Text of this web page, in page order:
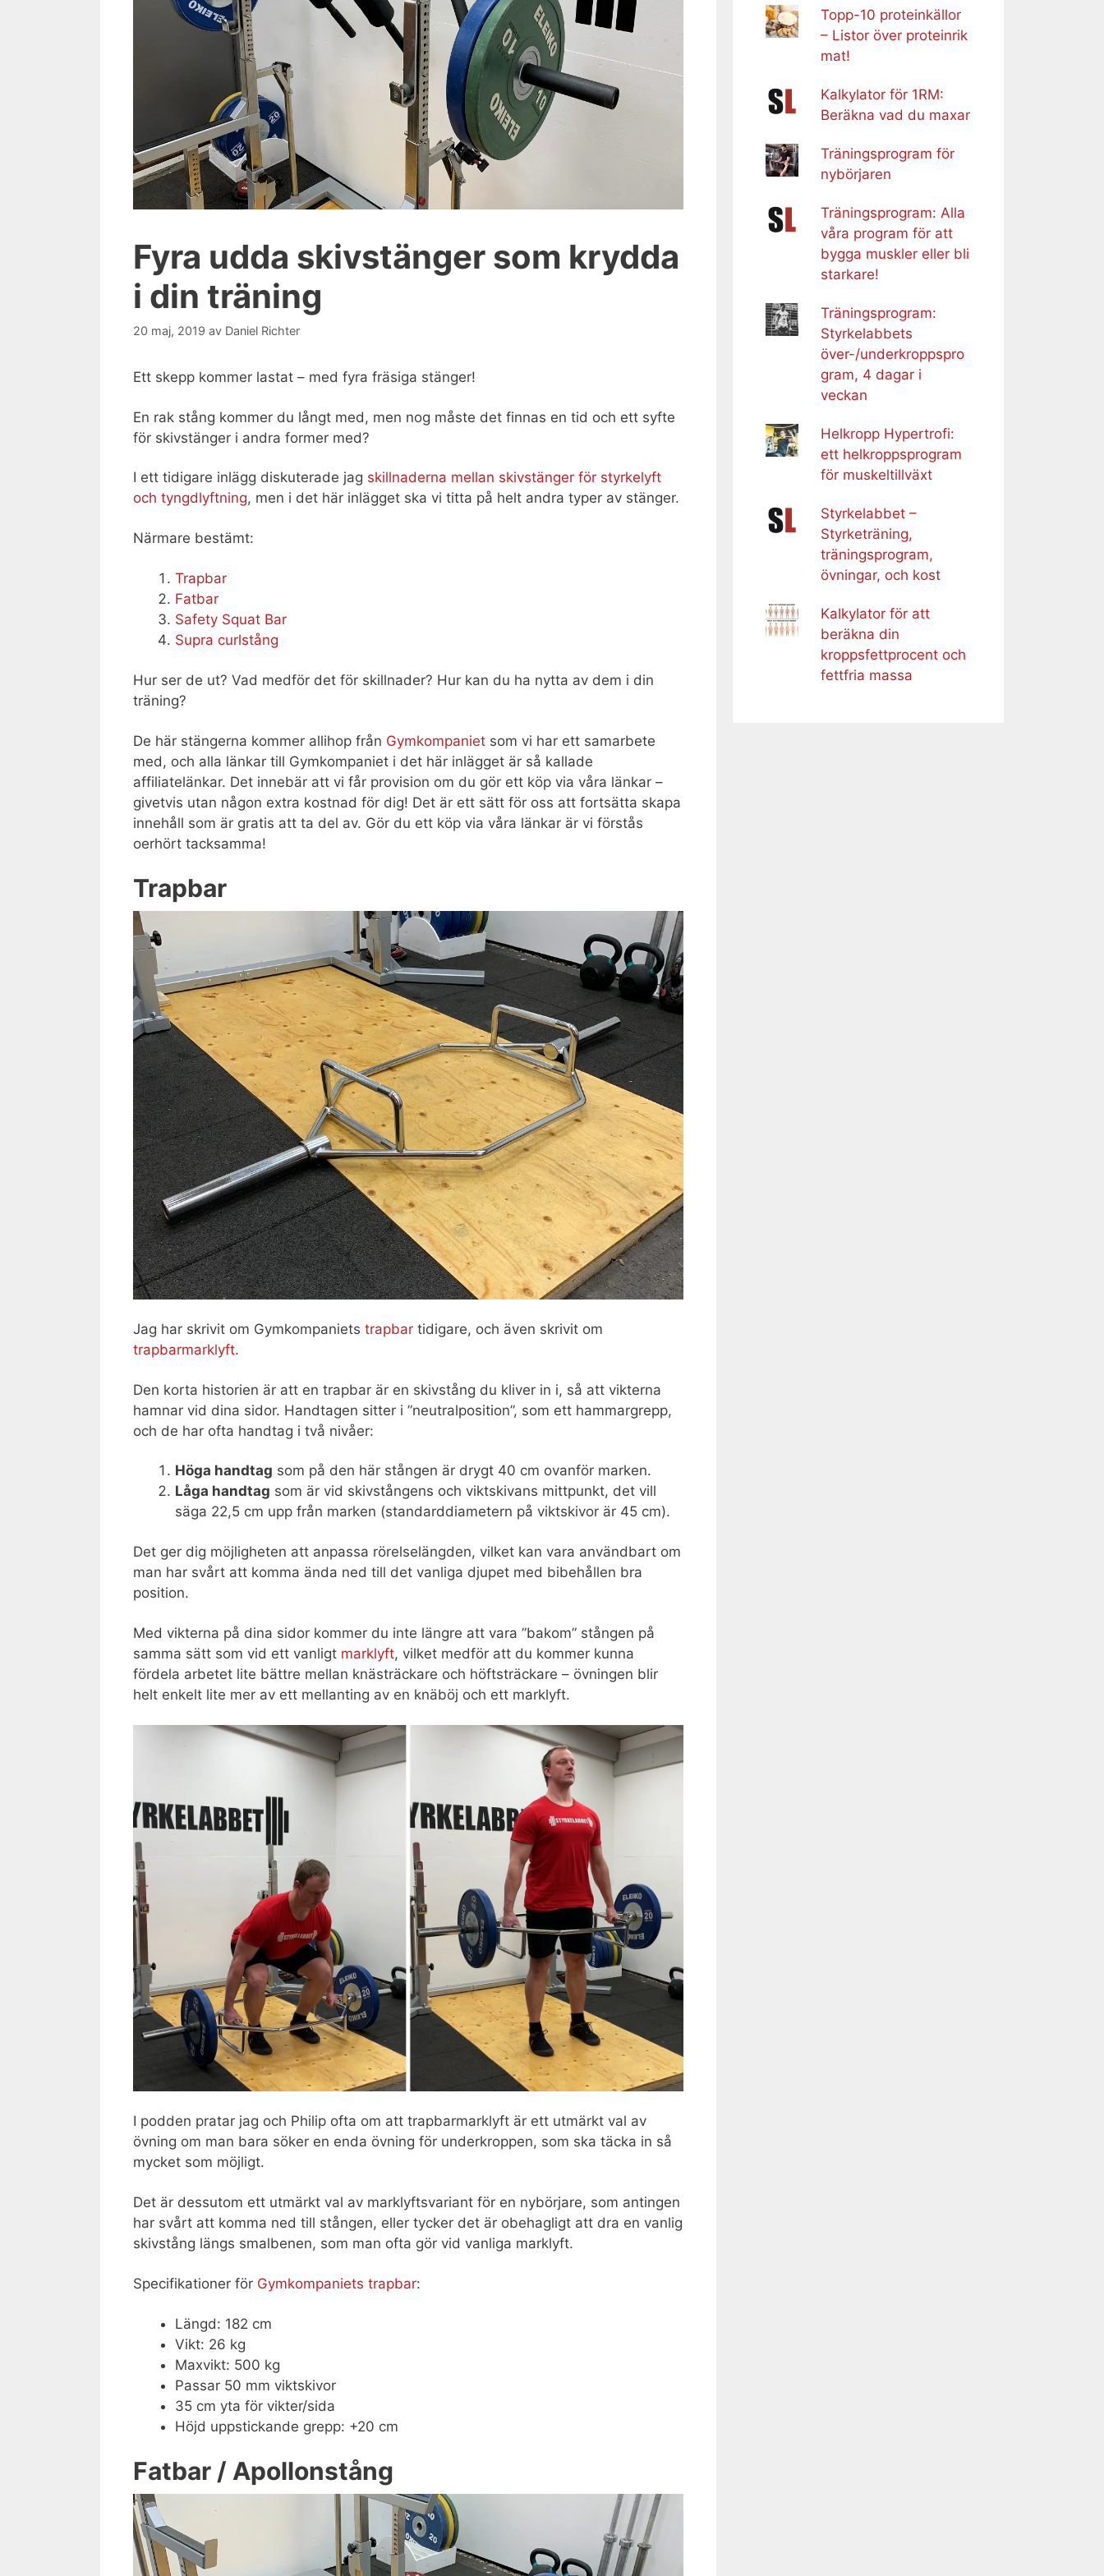
Fyra udda skivstänger som krydda
i din träning
20 maj, 2019 av Daniel Richter
Ett skepp kommer lastat – med fyra fräsiga stänger!
En rak stång kommer du långt med, men nog måste det finnas en tid och ett syfte
för skivstänger i andra former med?
I ett tidigare inlägg diskuterade jag skillnaderna mellan skivstänger för styrkelyft
och tyngdlyftning, men i det här inlägget ska vi titta på helt andra typer av stänger.
Närmare bestämt:
Trapbar
Fatbar
Safety Squat Bar
Supra curlstång
Hur ser de ut? Vad medför det för skillnader? Hur kan du ha nytta av dem i din
träning?
De här stängerna kommer allihop från Gymkompaniet som vi har ett samarbete
med, och alla länkar till Gymkompaniet i det här inlägget är så kallade
affiliatelänkar. Det innebär att vi får provision om du gör ett köp via våra länkar –
givetvis utan någon extra kostnad för dig! Det är ett sätt för oss att fortsätta skapa
innehåll som är gratis att ta del av. Gör du ett köp via våra länkar är vi förstås
oerhört tacksamma!
Trapbar
Jag har skrivit om Gymkompaniets trapbar tidigare, och även skrivit om
trapbarmarklyft.
Den korta historien är att en trapbar är en skivstång du kliver in i, så att vikterna
hamnar vid dina sidor. Handtagen sitter i ”neutralposition”, som ett hammargrepp,
och de har ofta handtag i två nivåer:
Höga handtag som på den här stången är drygt 40 cm ovanför marken.
Låga handtag som är vid skivstångens och viktskivans mittpunkt, det vill
säga 22,5 cm upp från marken (standarddiametern på viktskivor är 45 cm).
Det ger dig möjligheten att anpassa rörelselängden, vilket kan vara användbart om
man har svårt att komma ända ned till det vanliga djupet med bibehållen bra
position.
Med vikterna på dina sidor kommer du inte längre att vara ”bakom” stången på
samma sätt som vid ett vanligt marklyft, vilket medför att du kommer kunna
fördela arbetet lite bättre mellan knästräckare och höftsträckare – övningen blir
helt enkelt lite mer av ett mellanting av en knäböj och ett marklyft.
I podden pratar jag och Philip ofta om att trapbarmarklyft är ett utmärkt val av
övning om man bara söker en enda övning för underkroppen, som ska täcka in så
mycket som möjligt.
Det är dessutom ett utmärkt val av marklyftsvariant för en nybörjare, som antingen
har svårt att komma ned till stången, eller tycker det är obehagligt att dra en vanlig
skivstång längs smalbenen, som man ofta gör vid vanliga marklyft.
Specifikationer för Gymkompaniets trapbar:
Längd: 182 cm
Vikt: 26 kg
Maxvikt: 500 kg
Passar 50 mm viktskivor
35 cm yta för vikter/sida
Höjd uppstickande grepp: +20 cm
Fatbar / Apollonstång
Topp-10 proteinkällor
– Listor över proteinrik
mat!
Kalkylator för 1RM:
Beräkna vad du maxar
Träningsprogram för
nybörjaren
Träningsprogram: Alla
våra program för att
bygga muskler eller bli
starkare!
Träningsprogram:
Styrkelabbets
över-/underkroppspro
gram, 4 dagar i
veckan
Helkropp Hypertrofi:
ett helkroppsprogram
för muskeltillväxt
Styrkelabbet –
Styrketräning,
träningsprogram,
övningar, och kost
Kalkylator för att
beräkna din
kroppsfettprocent och
fettfria massa